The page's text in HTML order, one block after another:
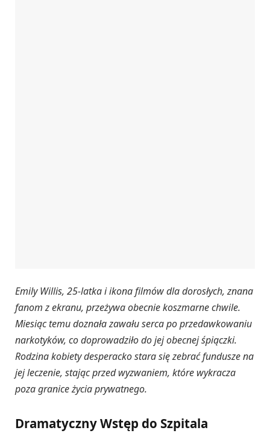
Emily Willis, 25-latka i ikona filmów dla dorosłych, znana
fanom z ekranu, przeżywa obecnie koszmarne chwile.
Miesiąc temu doznała zawału serca po przedawkowaniu
narkotyków, co doprowadziło do jej obecnej śpiączki.
Rodzina kobiety desperacko stara się zebrać fundusze na
jej leczenie, stając przed wyzwaniem, które wykracza
poza granice życia prywatnego.
Dramatyczny Wstęp do Szpitala